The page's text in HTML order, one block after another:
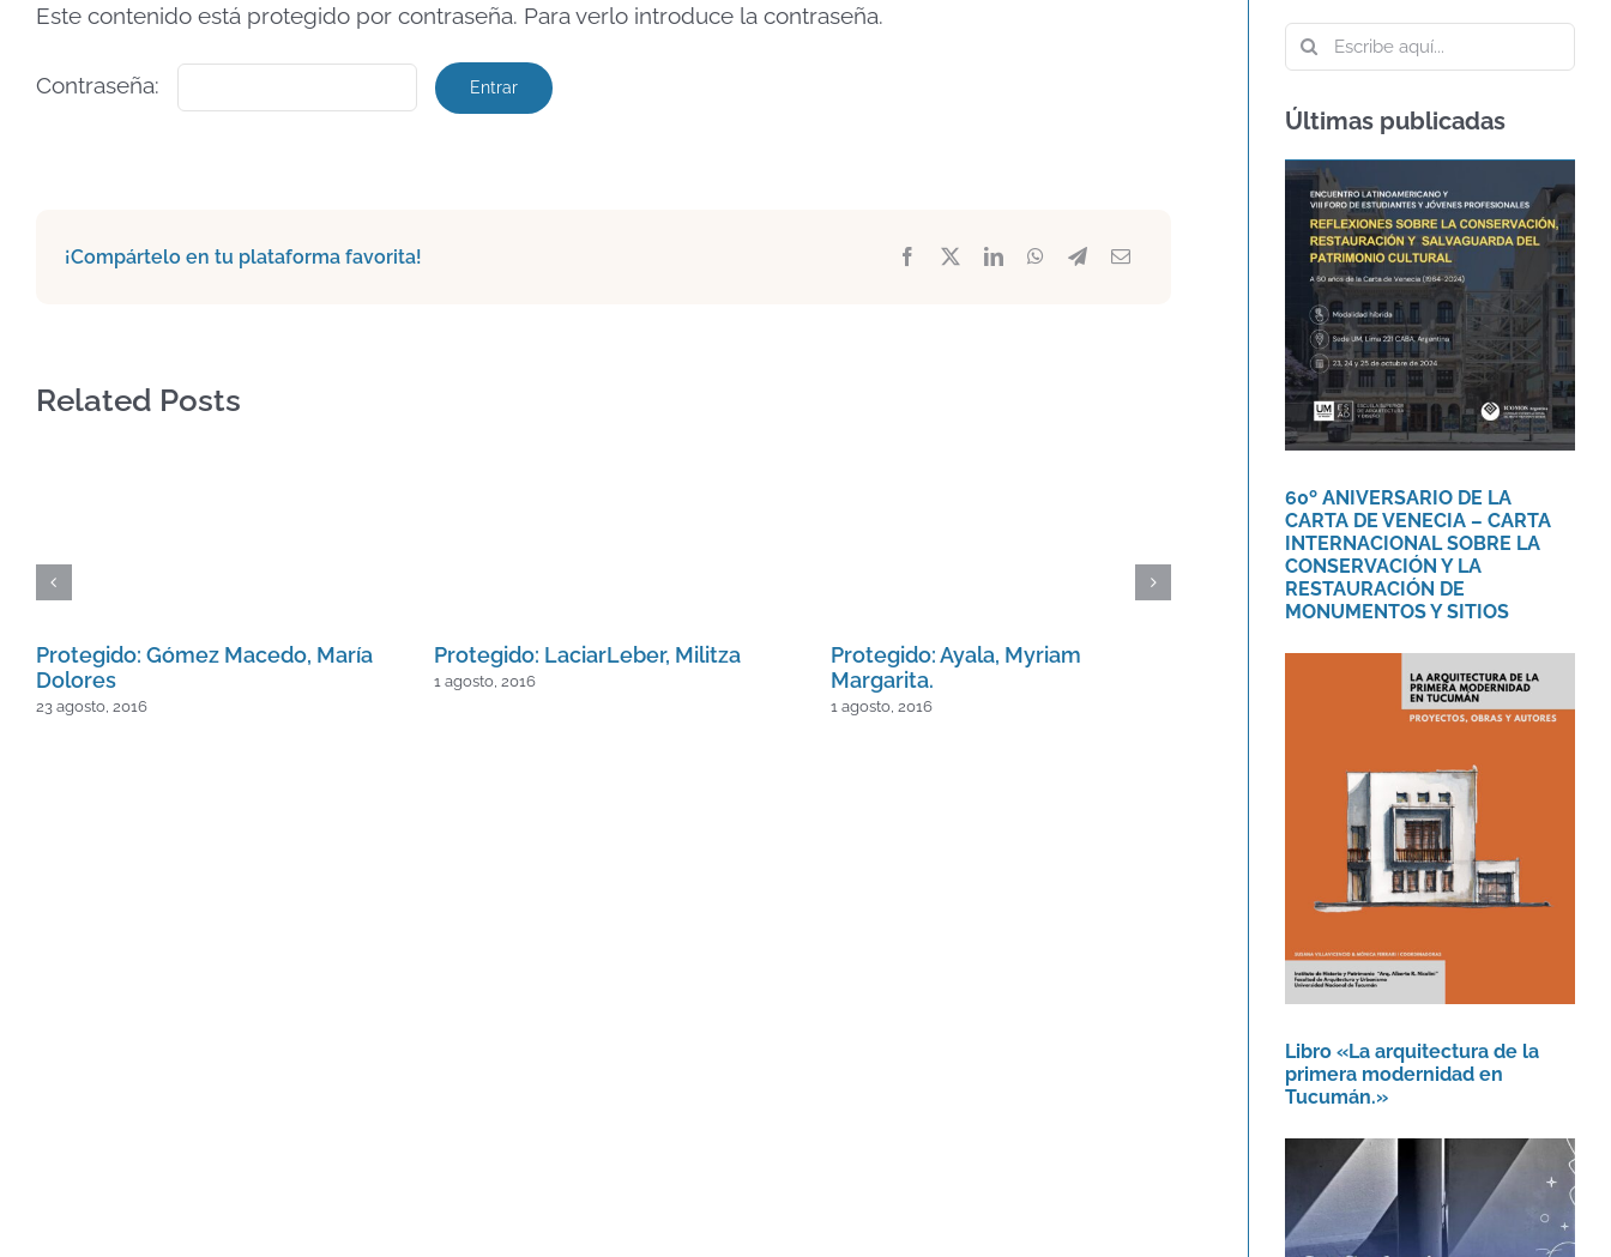
Este contenido está protegido por contraseña. Para verlo introduce la contraseña.
Contraseña:
¡Compártelo en tu plataforma favorita!
Related Posts
Protegido: Gómez Macedo, María
Dolores
23 agosto, 2016
Protegido: LaciarLeber, Militza
1 agosto, 2016
Protegido: Ayala, Myriam
Margarita.
1 agosto, 2016
Protegido: García Santa Cruz,
Buscar:
Últimas publicadas
60º ANIVERSARIO DE
LA CARTA DE VENECIA
– CARTA
INTERNACIONAL
SOBRE LA
CONSERVACIÓN Y LA
RESTAURACIÓN DE
MONUMENTOS Y
SITIOS
Agenda Novedades
60º ANIVERSARIO DE LA
CARTA DE VENECIA – CARTA
INTERNACIONAL SOBRE LA
CONSERVACIÓN Y LA
RESTAURACIÓN DE
MONUMENTOS Y SITIOS
Libro «La arquitectura
de la primera
modernidad en
Tucumán.»
Novedades
Libro «La arquitectura de la
primera modernidad en
Tucumán.»